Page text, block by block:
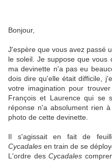
Bonjour,
J'espère que vous avez passé
le soleil. Je suppose que vous
ma devinette n'a pas eu
dois dire qu'elle était difficile,
votre imagination pour
François et Laurence qui se
réponse n'a absolument rien
photo de cette devinette.
Il s'agissait en fait de
Cycadales en train de se
L'ordre desCycadales